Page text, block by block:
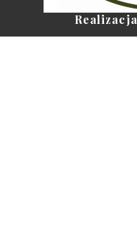
Realizacja